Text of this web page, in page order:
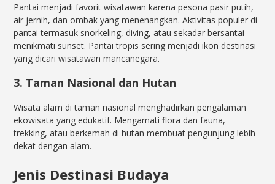
Pantai menjadi favorit wisatawan karena pesona pasir putih,
air jernih, dan ombak yang menenangkan. Aktivitas populer di
pantai termasuk snorkeling, diving, atau sekadar bersantai
menikmati sunset. Pantai tropis sering menjadi ikon destinasi
yang dicari wisatawan mancanegara.
3. Taman Nasional dan Hutan
Wisata alam di taman nasional menghadirkan pengalaman
ekowisata yang edukatif. Mengamati flora dan fauna,
trekking, atau berkemah di hutan membuat pengunjung lebih
dekat dengan alam.
Jenis Destinasi Budaya